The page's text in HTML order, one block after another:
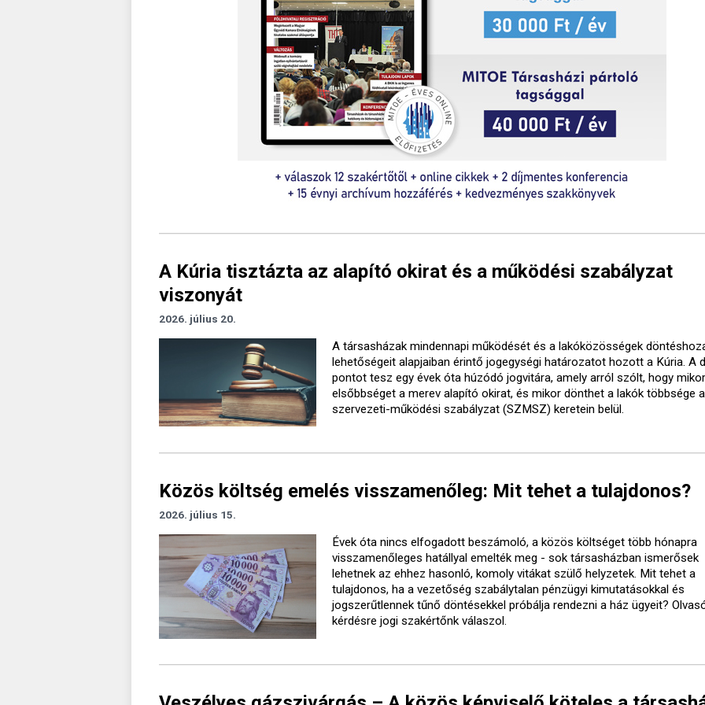
A Kúria tisztázta az alapító okirat és a működési szabályzat
viszonyát
2026. július 20.
A társasházak mindennapi működését és a lakóközösségek
lehetőségeit alapjaiban érintő jogegységi határozatot hozott a Kúria. A
pontot tesz egy évek óta húzódó jogvitára, amely arról szólt, hogy
elsőbbséget a merev alapító okirat, és mikor dönthet a lakók többsége a
szervezeti-működési szabályzat (SZMSZ) keretein belül.
Közös költség emelés visszamenőleg: Mit tehet a tulajdonos?
2026. július 15.
Évek óta nincs elfogadott beszámoló, a közös költséget több hónapra
visszamenőleges hatállyal emelték meg - sok társasházban ismerősek
lehetnek az ehhez hasonló, komoly vitákat szülő helyzetek. Mit tehet a
tulajdonos, ha a vezetőség szabálytalan pénzügyi kimutatásokkal és
jogszerűtlennek tűnő döntésekkel próbálja rendezni a ház ügyeit?
kérdésre jogi szakértőnk válaszol.